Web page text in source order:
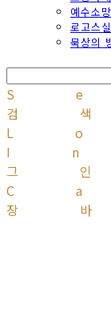
예수소
로고스실
묵상의
검
그
장